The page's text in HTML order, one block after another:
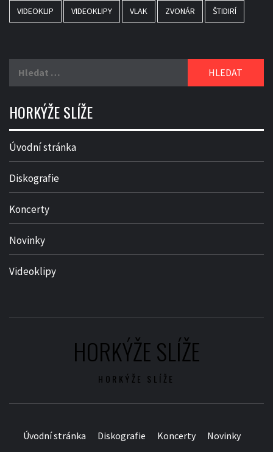
VIDEOKLIP VIDEOKLIPY VLAK ZVONÁR ŠTIDIRÍ
HORKÝŽE SLÍŽE
Úvodní stránka
Diskografie
Koncerty
Novinky
Videoklipy
HORKÝŽE SLÍŽE
HORKÝŽE SLÍŽE
Úvodní stránka Diskografie Koncerty Novinky